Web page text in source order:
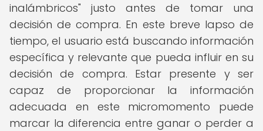
inalámbricos" justo antes de tomar una
decisión de compra. En este breve lapso de
tiempo, el usuario está buscando información
específica y relevante que pueda influir en su
decisión de compra. Estar presente y ser
capaz de proporcionar la información
adecuada en este micromomento puede
marcar la diferencia entre ganar o perder a